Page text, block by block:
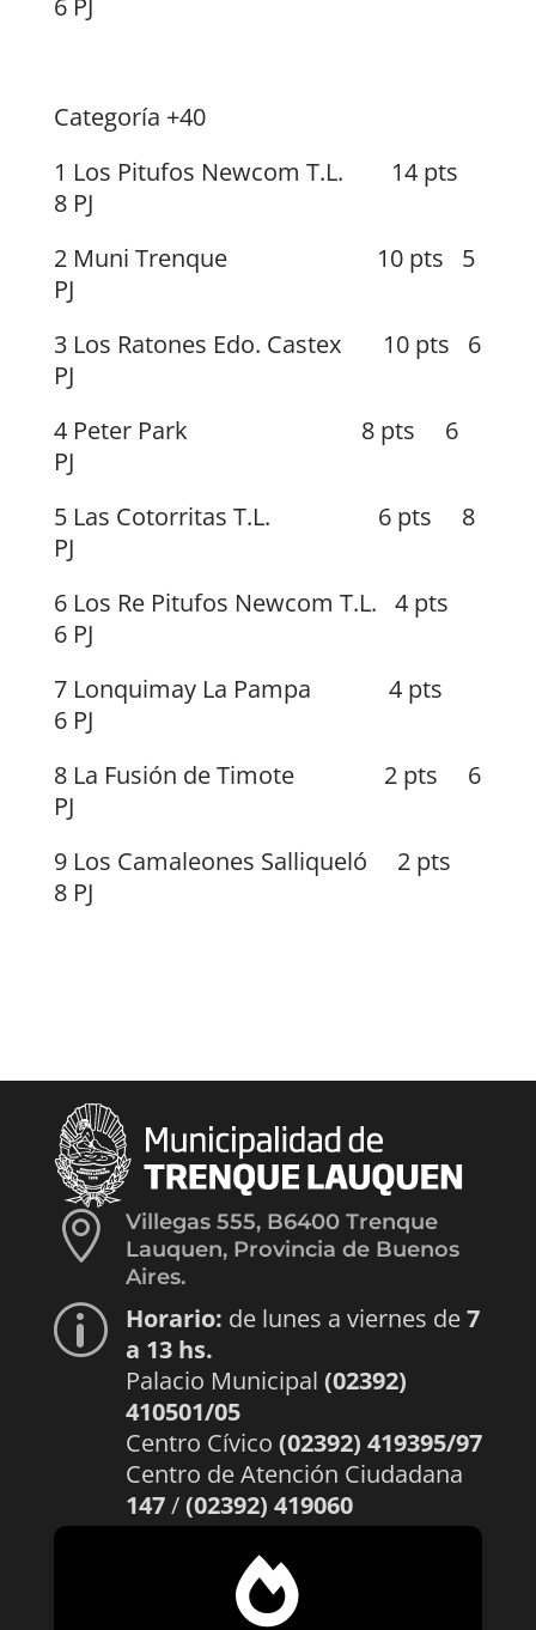
6 PJ
Categoría +40
1 Los Pitufos Newcom T.L. 14 pts
8 PJ
2 Muni Trenque 10 pts 5
PJ
3 Los Ratones Edo. Castex 10 pts 6
PJ
4 Peter Park 8 pts 6
PJ
5 Las Cotorritas T.L. 6 pts 8
PJ
6 Los Re Pitufos Newcom T.L. 4 pts
6 PJ
7 Lonquimay La Pampa 4 pts
6 PJ
8 La Fusión de Timote 2 pts 6
PJ
9 Los Camaleones Salliqueló 2 pts
8 PJ

Villegas 555, B6400 Trenque
Lauquen, Provincia de Buenos
Aires.
p Horario: de lunes a viernes de7
a 13 hs.
Palacio Municipal (02392)
410501/05
Centro Cívico (02392) 419395/97
Centro de Atención Ciudadana
147/(02392) 419060
